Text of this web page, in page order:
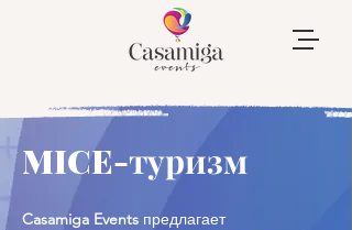
MICE-туризм
Casamiga Events предлагает